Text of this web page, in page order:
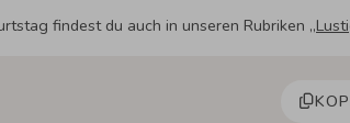
findest du auch in unseren Rubriken „